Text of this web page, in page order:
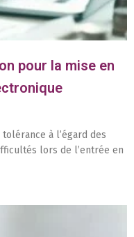
pour la mise en
à l’égard des
lors de l’entrée en